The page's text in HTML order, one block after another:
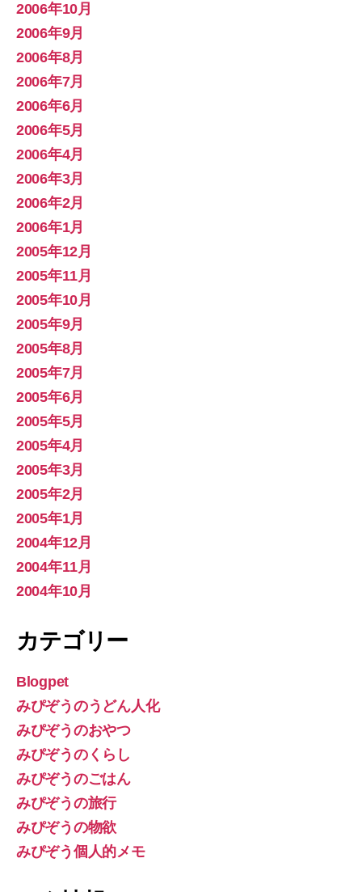
2006年10月
2006年9月
2006年8月
2006年7月
2006年6月
2006年5月
2006年4月
2006年3月
2006年2月
2006年1月
2005年12月
2005年11月
2005年10月
2005年9月
2005年8月
2005年7月
2005年6月
2005年5月
2005年4月
2005年3月
2005年2月
2005年1月
2004年12月
2004年11月
2004年10月
カテゴリー
Blogpet
みぴぞうのうどん人化
みぴぞうのおやつ
みぴぞうのくらし
みぴぞうのごはん
みぴぞうの旅行
みぴぞうの物欲
みぴぞう個人的メモ